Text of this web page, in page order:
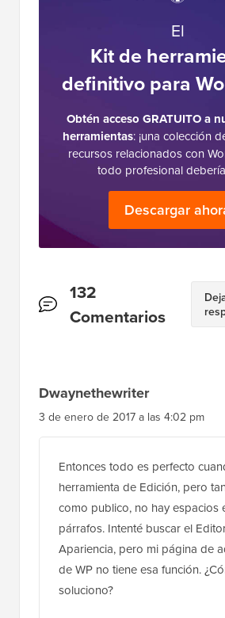
El
Kit de
definitivo para
Obtén acceso GRATUITO a
herramientas: ¡una colección
recursos relacionados con
todo profesional
Descargar
Interacciones
del
132
Comentarios
Dwaynethewriter
3 de enero de 2017 a las 4:02 pm
Entonces todo es perfecto
herramienta de Edición, pero
como publico, no hay espacios
párrafos. Intenté buscar el
Apariencia, pero mi página de
de WP no tiene esa función.
soluciono?